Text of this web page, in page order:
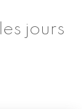
jours